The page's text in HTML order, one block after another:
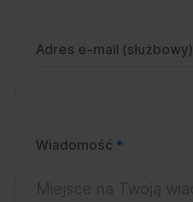
Adres e-mail (służbowy)
Wiadomość *